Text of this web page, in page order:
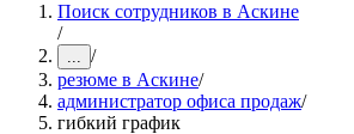
Поиск сотрудников в Аскине
/
... /
резюме в Аскине/
администратор офиса продаж/
гибкий график